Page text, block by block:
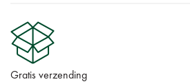
Gratis verzending